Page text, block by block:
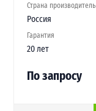
Страна производитель
Россия
Гарантия
20 лет
По запросу